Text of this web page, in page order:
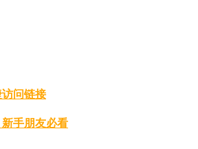
问链接
手朋友必看